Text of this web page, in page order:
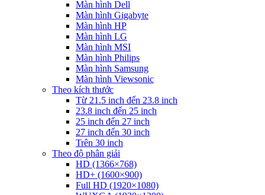
Màn hình Dell
Màn hình Gigabyte
Màn hình HP
Màn hình LG
Màn hình MSI
Màn hình Philips
Màn hình Samsung
Màn hình Viewsonic
Theo kích thước
Từ 21.5 inch đến 23.8 inch
23.8 inch đến 25 inch
25 inch đến 27 inch
27 inch đến 30 inch
Trên 30 inch
Theo độ phân giải
HD (1366×768)
HD+ (1600×900)
Full HD (1920×1080)